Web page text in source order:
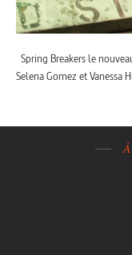
Spring Breakers le
Selena Gomez et Vanessa